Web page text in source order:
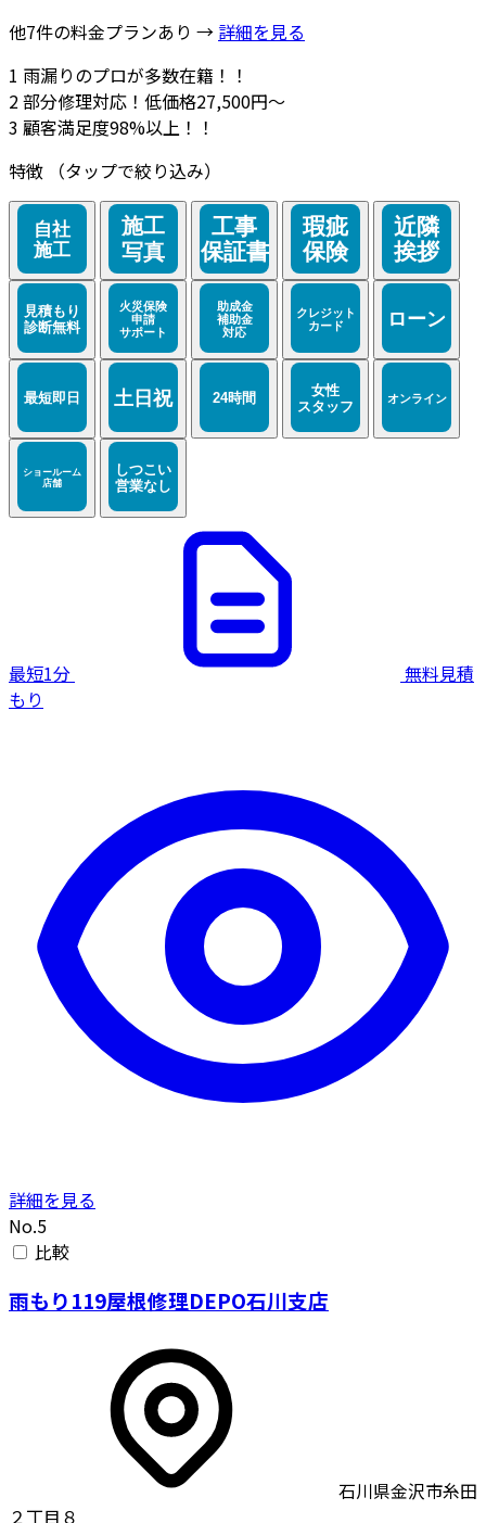
他7件の料金プランあり → 詳細を見る
1 雨漏りのプロが多数在籍！！
2部分修理対応！低価格27,500円～
3 顧客満足度98%以上！！
特徴
（タップで絞り込み）
最短1分
無料見積
もり
詳細を見る
No.5
比較
雨もり119屋根修理DEPO石川支店
石川県金沢市糸田
２丁目８